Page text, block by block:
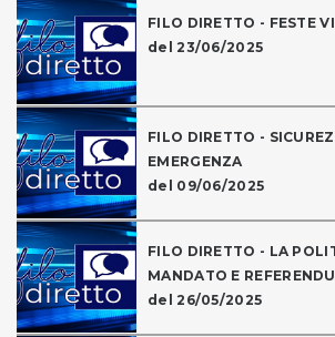
FILO DIRETTO - FESTE
del 23/06/2025
FILO DIRETTO -
EMERGENZA
del 09/06/2025
FILO DIRETTO - LA
MANDATO E
del 26/05/2025